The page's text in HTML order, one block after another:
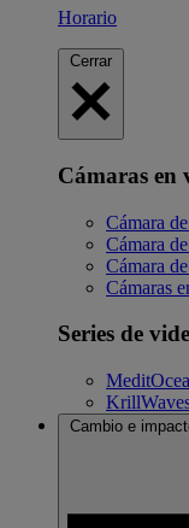
Horario
Cerrar
Cámaras en
Cámara
Cámara
Cámara
Cámaras
Series de
Cambio e